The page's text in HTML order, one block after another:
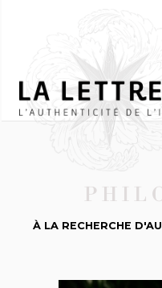
À LA RECHERCHE